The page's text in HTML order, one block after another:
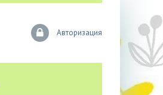
Авторизация